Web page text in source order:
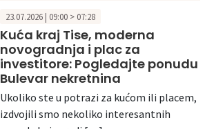
23.07.2026 | 09:00 > 07:28
Kuća kraj Tise, moderna
novogradnja i plac za
investitore: Pogledajte ponudu
Bulevar nekretnina
Ukoliko ste u potrazi za kućom ili placem,
izdvojili smo nekoliko interesantnih